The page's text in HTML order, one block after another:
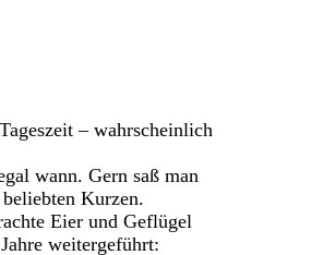
– wahrscheinlich
wann. Gern saß man
Kurzen.
Eier und Geflügel
weitergeführt: